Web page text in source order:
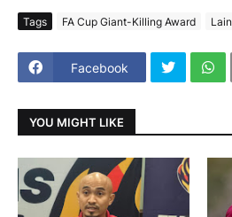
Tags FA Cup Giant-Killing Award
Facebook
YOU MIGHT LIKE